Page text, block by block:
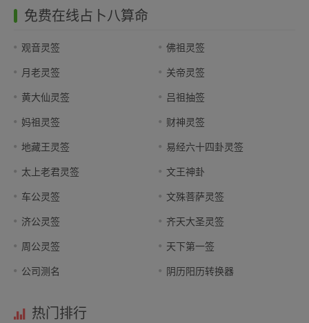
免费在线占卜八算命
观音灵签 佛祖灵签
月老灵签 关帝灵签
黄大仙灵签 吕祖抽签
妈祖灵签 财神灵签
地藏王灵签 易经六十四卦灵签
太上老君灵签 文王神卦
车公灵签 文殊菩萨灵签
济公灵签 齐天大圣灵签
周公灵签 天下第一签
公司测名 阴历阳历转换器
热门排行